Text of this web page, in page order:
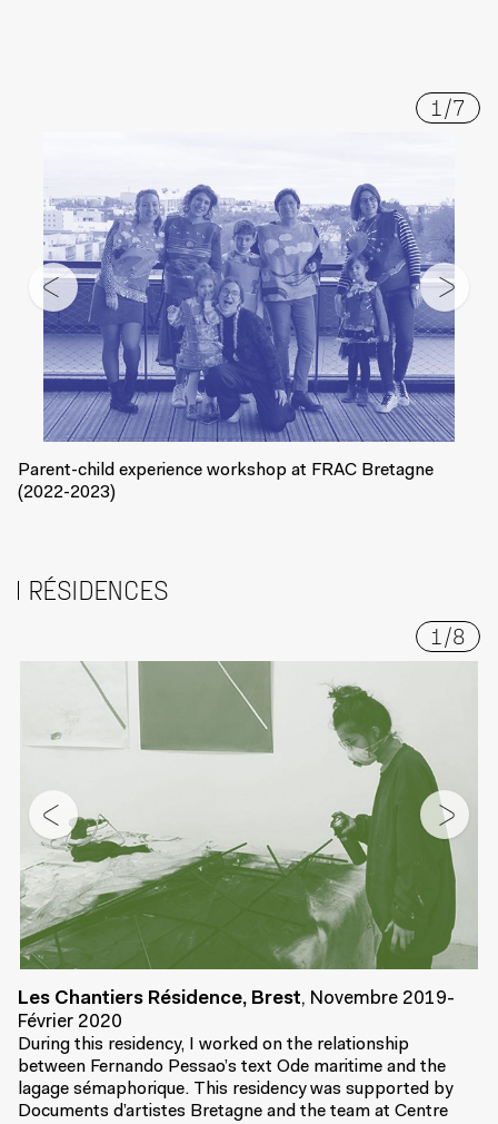
1 /7
Parent-child experience workshop at FRAC Bretagne
(2022-2023)
RÉSIDENCES
1 /8
Les Chantiers Résidence, Brest, Novembre 2019-
Février 2020
During this residency, I worked on the relationship
between Fernando Pessao’s text Ode maritime and the
lagage sémaphorique. This residency was supported by
Documents d’artistes Bretagne and the team at Centre